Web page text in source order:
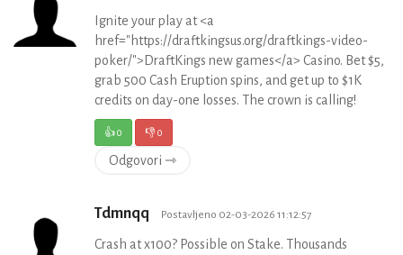
Ignite your play at <a
href="https://draftkingsus.org/draftkings-video-
poker/">DraftKings new games</a> Casino. Bet $5,
grab 500 Cash Eruption spins, and get up to $1K
credits on day-one losses. The crown is calling!
👍0 👎0
Odgovori ⇾
Tdmnqq Postavljeno 02-03-2026 11:12:57
Crash at x100? Possible on Stake. Thousands